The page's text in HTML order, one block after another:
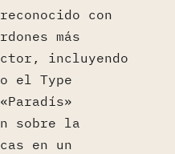
con
más
incluyendo
o el Type
sobre la
en un